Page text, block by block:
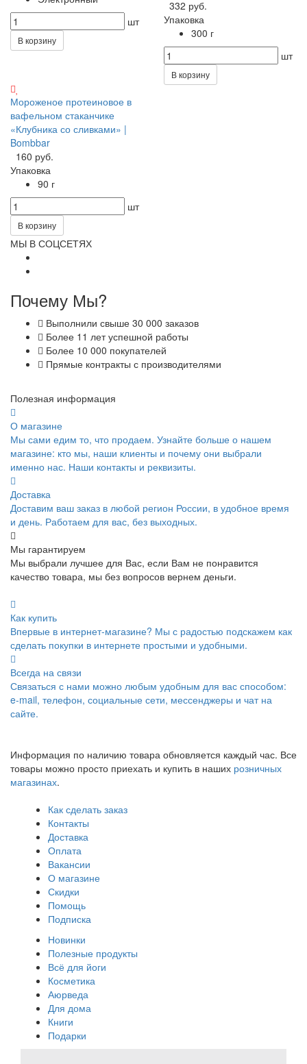
шт
В корзину
332 руб.
Упаковка
300 г
шт
В корзину
Мороженое протеиновое в
вафельном стаканчике
«Клубника со сливками» |
Bombbar
160 руб.
Упаковка
90 г
шт
В корзину
МЫ В СОЦСЕТЯХ
Почему Мы?
Выполнили свыше 30 000 заказов
Более 11 лет успешной работы
Более 10 000 покупателей
Прямые контракты с производителями
Полезная информация
О магазине
Мы сами едим то, что продаем. Узнайте больше о нашем
магазине: кто мы, наши клиенты и почему они выбрали
именно нас. Наши контакты и реквизиты.
Доставка
Доставим ваш заказ в любой регион России, в удобное время
и день. Работаем для вас, без выходных.
Мы гарантируем
Мы выбрали лучшее для Вас, если Вам не понравится
качество товара, мы без вопросов вернем деньги.
Как купить
Впервые в интернет-магазине? Мы с радостью подскажем как
сделать покупки в интернете простыми и удобными.
Всегда на связи
Связаться с нами можно любым удобным для вас способом:
e-mail, телефон, социальные сети, мессенджеры и чат на
сайте.
Информация по наличию товара обновляется каждый час. Все
товары можно просто приехать и купить в наших розничных
магазинах.
Как сделать заказ
Контакты
Доставка
Оплата
Вакансии
О магазине
Скидки
Помощь
Подписка
Новинки
Полезные продукты
Всё для йоги
Косметика
Аюрведа
Для дома
Книги
Подарки